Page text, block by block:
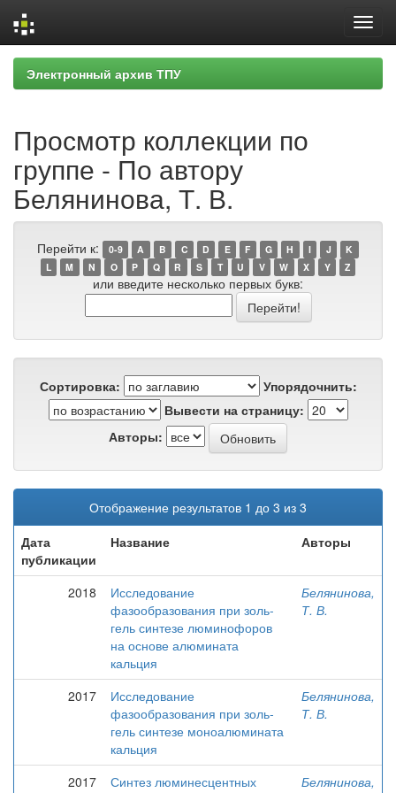
Skip
navigation
Электронный архив ТПУ
Просмотр коллекции по
группе - По автору
Белянинова, Т. В.
Перейти к: 0-9 A B C D E F G H I J
K
L
M N O P Q R S T U V W X Y Z
или введите несколько первых букв:
Сортировка:
Упорядочнить:
Вывести на страницу:
Авторы:
Отображение результатов 1 до 3 из 3
Дата
публикации
Название Авторы
2018
Исследование
фазообразования при золь-
гель синтезе люминофоров
на основе алюмината
кальция
Белянинова,
Т. В.
2017
Исследование
фазообразования при золь-
гель синтезе моноалюмината
кальция
Белянинова,
Т. В.
2017
Синтез люминесцентных
Белянинова,